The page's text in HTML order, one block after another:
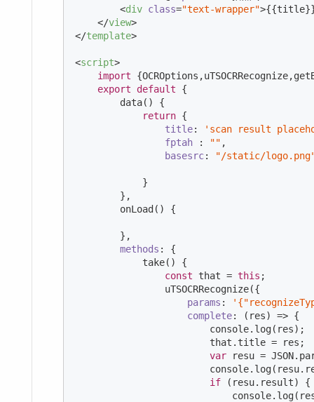
<div class="text-wrapper">
</view>
</template>
<script>
import
export
default {
        data() {
return {
title:
'scan result
fptah : "" ,
basesrc: "/static/
            }
        },
        onLoad() {
        },
methods : {
            take() {
const that = this ;
                uTSOCRRecognize({
params :
complete: ( res) => {
console.log(res);
                        that.title = res;
var resu = JSON
console
if (resu.result) {
console